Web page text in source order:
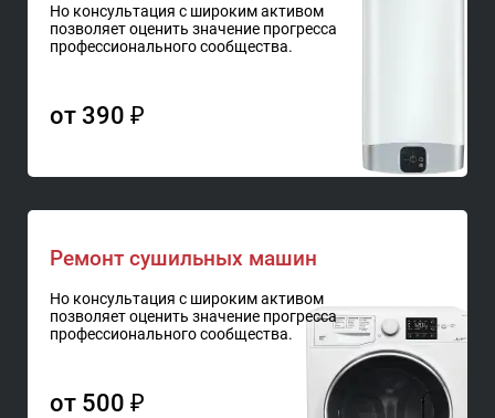
Но консультация с широким активом
позволяет оценить значение прогресса
профессионального сообщества.
от 390 ₽
Ремонт сушильных машин
Но консультация с широким активом
позволяет оценить значение прогресса
профессионального сообщества.
от 500 ₽